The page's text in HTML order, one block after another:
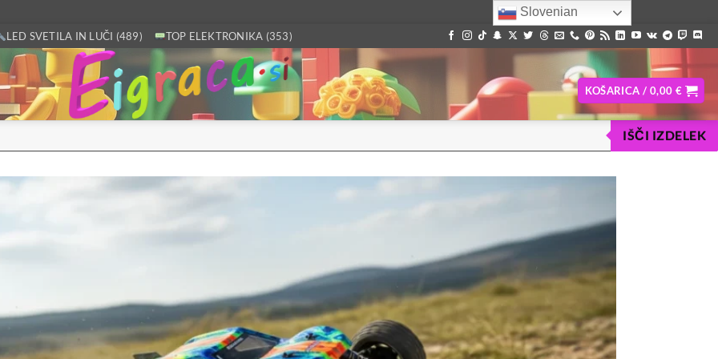
LED SVETILA IN LUČI (489) TOP ELEKTRONIKA (353)
KOŠARICA / 0,00 €
IŠČI IZDELEK
Slovenian